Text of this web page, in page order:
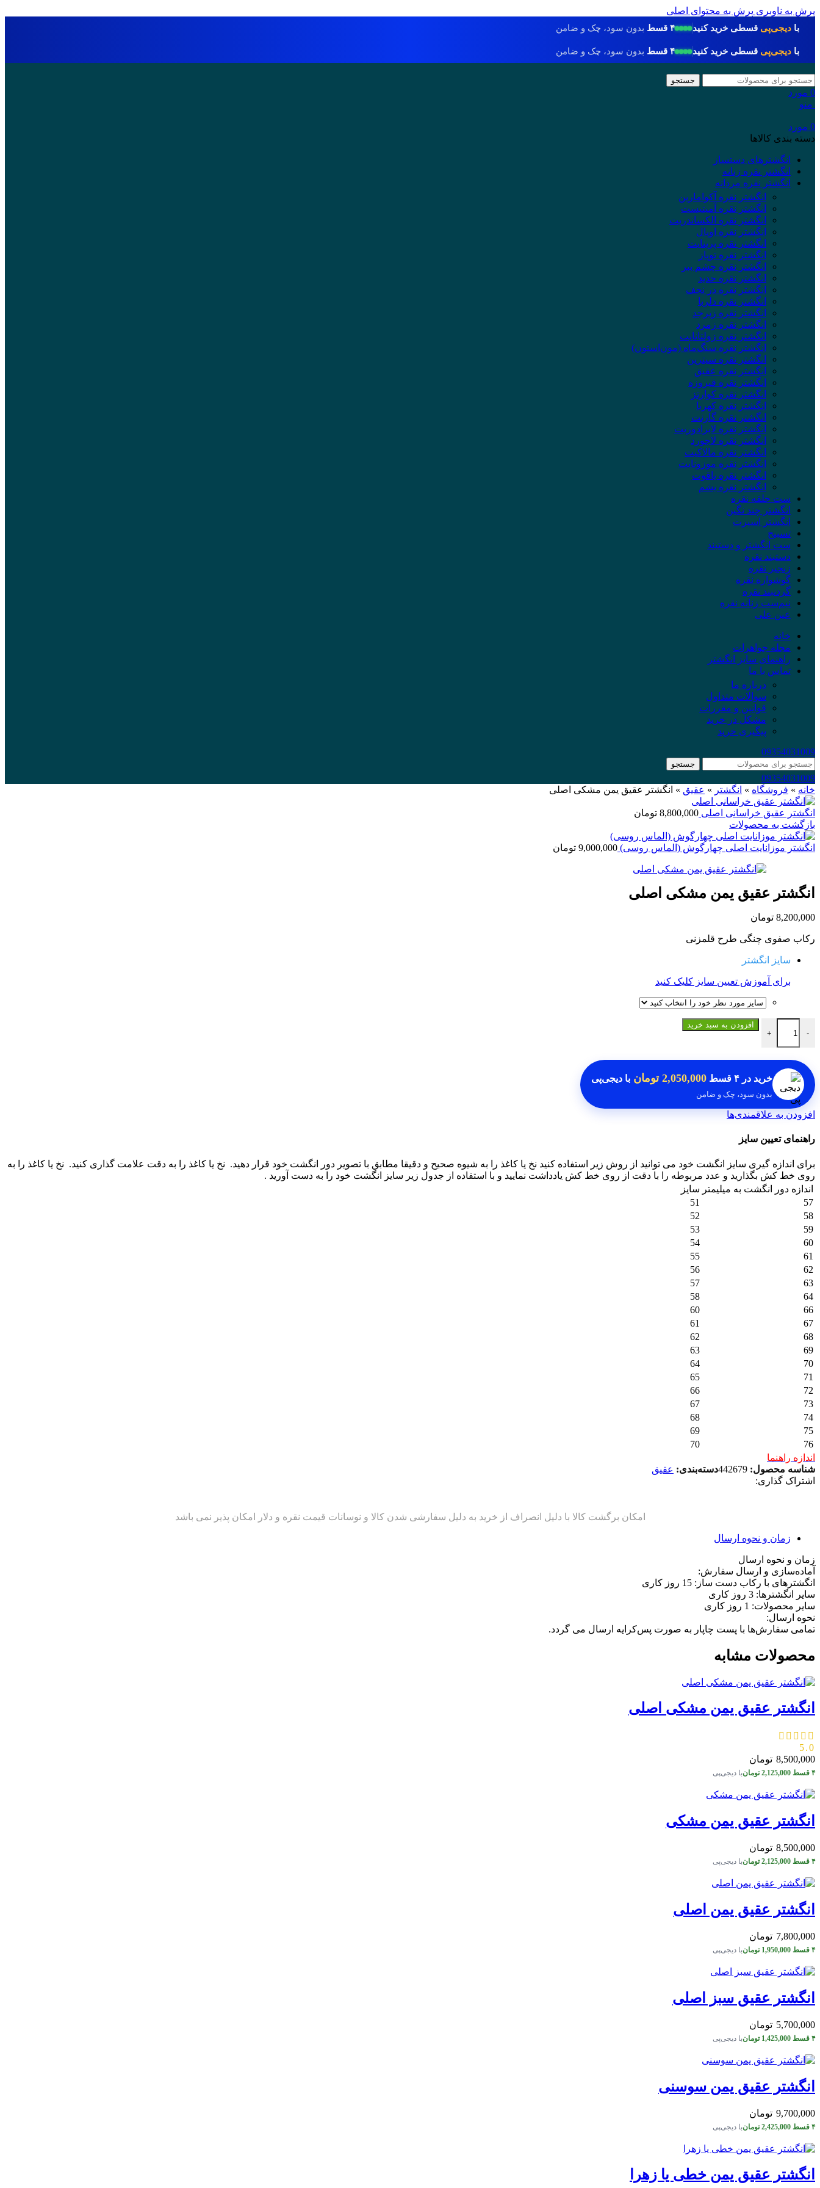
پرش به ناوبری پرش به محتوای اصلی
با دیجی‌پی قسطی خرید کنید ۴ قسط بدون سود، چک و ضامن
با دیجی‌پی قسطی خرید کنید ۴ قسط بدون سود، چک و ضامن
جستجو
0 مورد
منو
0 مورد
دسته بندی کالاها
انگشترهای دستساز
انگشتر نقره زنانه
انگشتر نقره مردانه
انگشتر نقره آکوامارین
انگشتر نقره آمیتیست
انگشتر نقره الکساندریت
انگشتر نقره اوپال
انگشتر نقره پرینایت
انگشتر نقره توپاز
انگشتر نقره چشم ببر
انگشتر نقره حدید
انگشتر نقره در نجف
انگشتر نقره دلربا
انگشتر نقره زبرجد
انگشتر نقره زمرد
انگشتر نقره زولتانایت
انگشتر نقره سنگ‌ماه (مون‌استون)
انگشتر نقره سیترین
انگشتر نقره عقیق
انگشتر نقره فیروزه
انگشتر نقره کوارتز
انگشتر نقره کهربا
انگشتر نقره گارنت
انگشتر نقره لابرادوریت
انگشتر نقره لاجورد
انگشتر نقره مالاکیت
انگشتر نقره موزونایت
انگشتر نقره یاقوت
انگشتر نقره یشم
ست حلقه نقره
انگشتر چند نگین
انگشتر اسپرت
تسبیح
ست انگشتر و دستبند
دستبند نقره
زنجیر نقره
گوشواره نقره
گردنبند نقره
نیم‌ست زنانه نقره
عین علی
خانه
مجله جواهرات
راهنمای سایز انگشتر
تماس با ما
درباره ما
سوالات متداول
قوانین و مقررات
مشکل در خرید
پیگیری خرید
09354031009
جستجو
09354031009
خانه » فروشگاه » انگشتر » عقیق » انگشتر عقیق یمن مشکی اصلی
انگشتر عقیق خراسانی اصلی 8,800,000 تومان
بازگشت به محصولات
انگشتر موزانایت اصلی چهارگوش (الماس روسی) 9,000,000 تومان
انگشتر عقیق یمن مشکی اصلی
8,200,000 تومان
رکاب صفوی چنگی طرح قلمزنی
سایز انگشتر
برای آموزش تعیین سایز کلیک کنید
-
انگشتر عقیق یمن مشکی اصلی عدد
+
افزودن به سبد خرید
خرید در ۴ قسط 2,050,000 تومان با دیجی‌پی
بدون سود، چک و ضامن
افزودن به علاقمندی‌ها
راهنمای تعیین سایز
برای اندازه گیری سایز انگشت خود می توانید از روش زیر استفاده کنید نخ یا کاغذ را به شیوه صحیح و دقیقا مطابق با تصویر دور انگشت خود قرار دهید. نخ یا کاغذ را به دقت علامت گذاری کنید. نخ یا کاغذ را به
روی خط کش بگذارید و عدد مربوطه را با دقت از روی خط کش یادداشت نمایید و با استفاده از جدول زیر سایز انگشت خود را به دست آورید .
اندازه دور انگشت به میلیمتر سایز
57
51
58
52
59
53
60
54
61
55
62
56
63
57
64
58
66
60
67
61
68
62
69
63
70
64
71
65
72
66
73
67
74
68
75
69
76
70
اندازه راهنما
شناسه محصول: 442679دسته‌بندی: عقیق
اشتراک گذاری:
زمان و نحوه ارسال
زمان و نحوه ارسال
آماده‌سازی و ارسال سفارش:
انگشترهای با رکاب دست ساز: 15 روز کاری
سایر انگشترها: 3 روز کاری
سایر محصولات: 1 روز کاری
نحوه ارسال:
تمامی سفارش‌ها با پست چاپار به صورت پس‌کرایه ارسال می گردد.
محصولات مشابه
انگشتر عقیق یمن مشکی اصلی
5.0
8,500,000 تومان
۴ قسط 2,125,000 تومانبا دیجی‌پی
انگشتر عقیق یمن مشکی
8,500,000 تومان
۴ قسط 2,125,000 تومانبا دیجی‌پی
انگشتر عقیق یمن اصلی
7,800,000 تومان
۴ قسط 1,950,000 تومانبا دیجی‌پی
انگشتر عقیق سبز اصلی
5,700,000 تومان
۴ قسط 1,425,000 تومانبا دیجی‌پی
انگشتر عقیق یمن سوسنی
9,700,000 تومان
۴ قسط 2,425,000 تومانبا دیجی‌پی
انگشتر عقیق یمن خطی یا زهرا